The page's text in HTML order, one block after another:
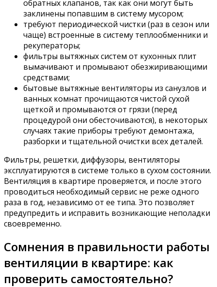
обратных клапанов, так как они могут быть
заклинены попавшим в систему мусором;
требуют периодической чистки (раз в сезон или
чаще) встроенные в систему теплообменники и
рекуператоры;
фильтры вытяжных систем от кухонных плит
вымачивают и промывают обезжиривающими
средствами;
бытовые вытяжные вентиляторы из санузлов и
ванных комнат прочищаются чистой сухой
щеткой и промываются от грязи (перед
процедурой они обесточиваются), в некоторых
случаях такие приборы требуют демонтажа,
разборки и тщательной очистки всех деталей.
Фильтры, решетки, диффузоры, вентиляторы
эксплуатируются в системе только в сухом состоянии.
Вентиляция в квартире проверяется, и после этого
проводиться необходимый сервис не реже одного
раза в год, независимо от ее типа. Это позволяет
предупредить и исправить возникающие неполадки
своевременно.
Сомнения в правильности работы
вентиляции в квартире: как
проверить самостоятельно?